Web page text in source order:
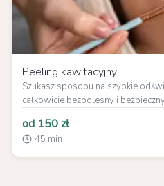
Peeling kawitacyjny
Szukasz sposobu na szybkie
całkowicie bezbolesny i
od 150 zł
45 min